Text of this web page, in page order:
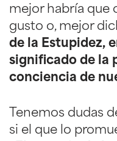
mejor habría que
gusto o, mejor
de la Estupidez,
significado de la
conciencia de
Tenemos dudas
si el que lo